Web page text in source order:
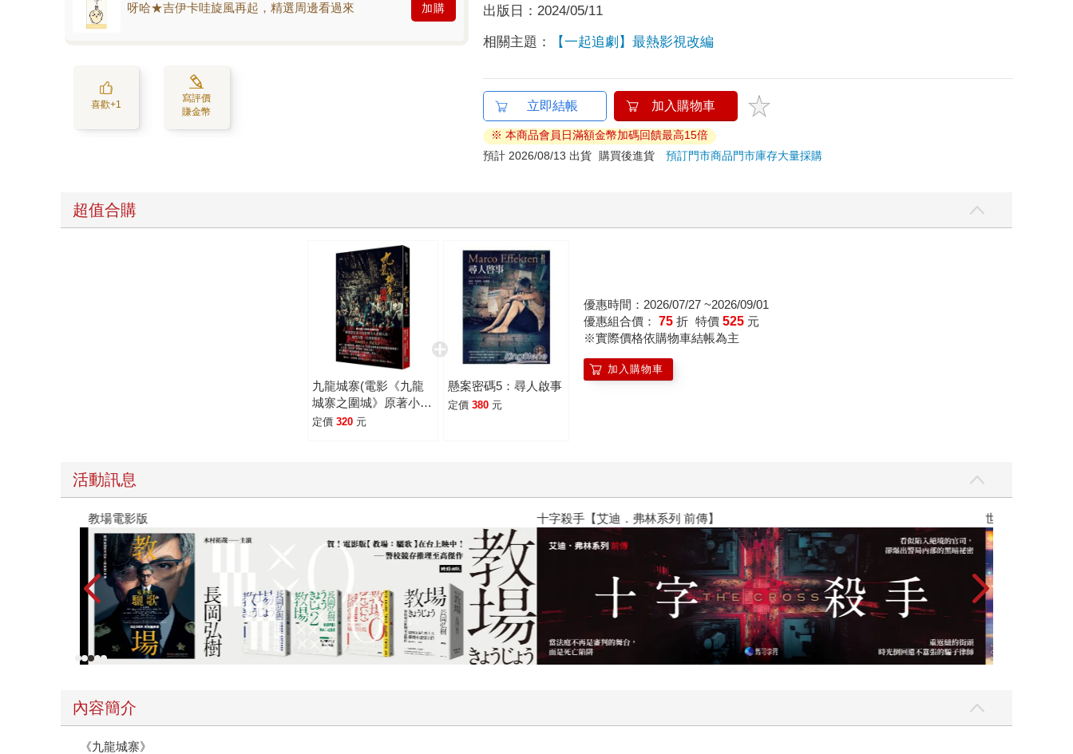
呀哈★吉伊卡哇旋風再起，精選周邊看過來 加購
喜歡+1
寫評價
賺金幣
出版日： 2024/05/11
相關主題： 【一起追劇】最熱影視改編
立即結帳 加入購物車
※ 本商品會員日滿額金幣加碼回饋最高15倍
預計 2026/08/13 出貨
購買後進貨預訂門市商品門市庫存大量採購
超值合購
九龍城寨(電影《九龍
城寨之圍城》原著小說
電影海報書衣版)
定價 320 元
懸案密碼5：尋人啟事
定價 380 元
優惠時間：2026/07/27 ~2026/09/01
優惠組合價： 75 折 特價 525 元
※實際價格依購物車結帳為主
加入購物車
活動訊息
教場電影版 十字殺手【艾迪．弗林系列 前傳】 世界上最透明
內容簡介
《九龍城寨》